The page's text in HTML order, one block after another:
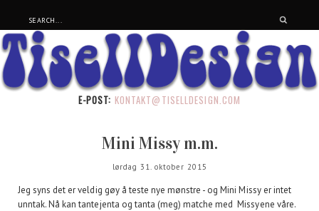
E-POST: KONTAKT@TISELLDESIGN.COM
Mini Missy m.m.
lørdag 31. oktober 2015
Jeg syns det er veldig gøy å teste nye mønstre - og Mini Missy er intet
unntak. Nå kan tantejenta og tanta (meg) matche med Missyene våre.